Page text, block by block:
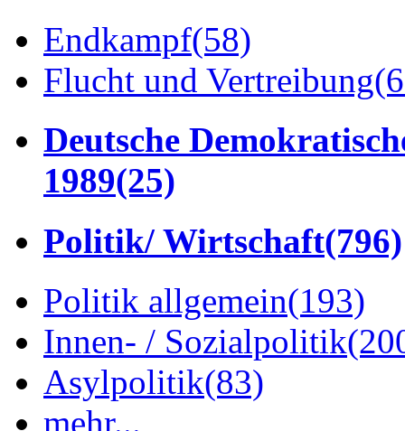
Endkampf(58)
Flucht und Vertreibung
Deutsche
1989(25)
Politik/ Wirtschaft(796)
Politik allgemein(193)
Innen- / Sozialpolitik
Asylpolitik(83)
mehr...